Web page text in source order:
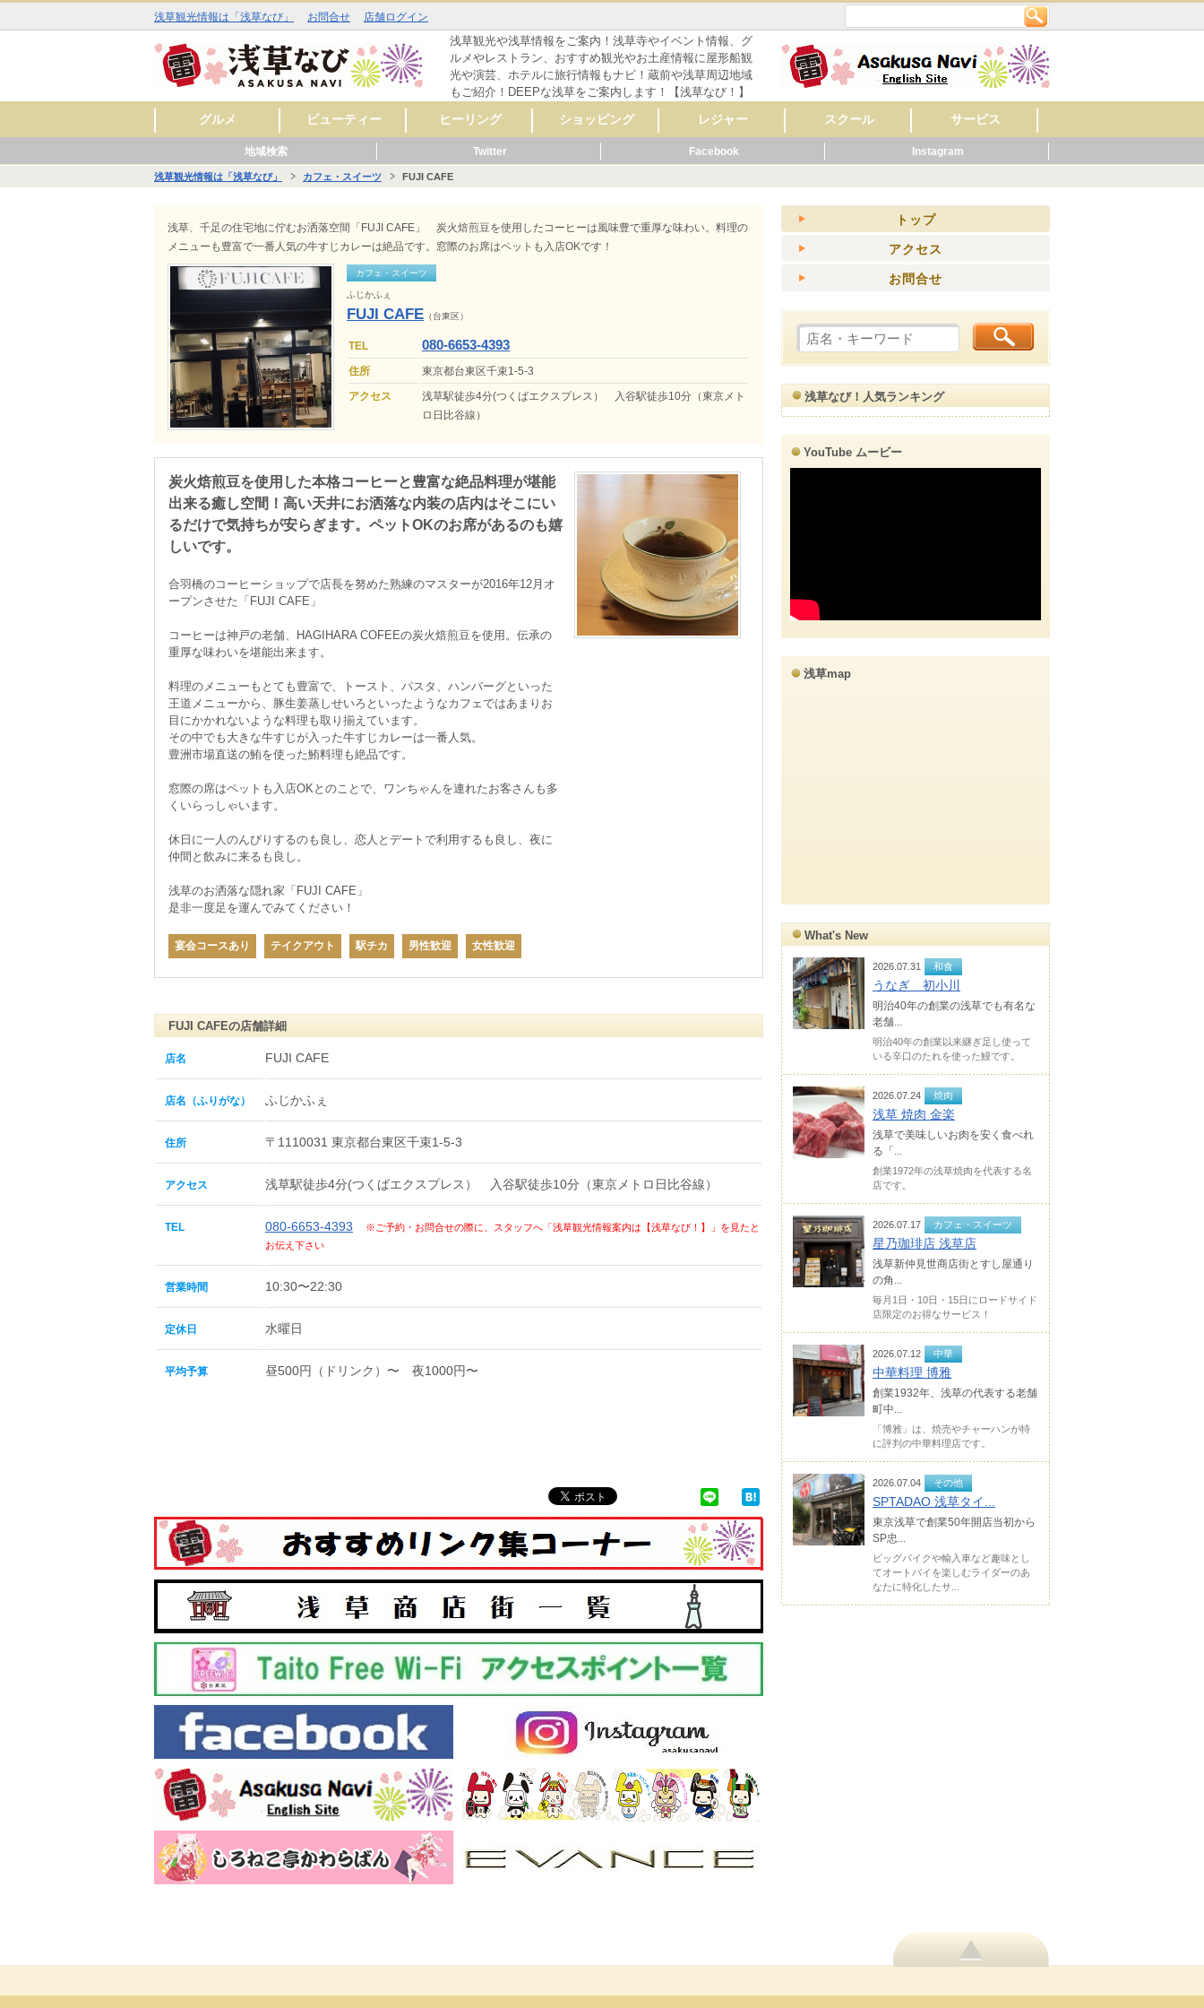
浅草観光情報は「浅草なび」 お問合せ 店舗ログイン
浅草観光や浅草情報をご案内！浅草寺やイベント情報、グ
ルメやレストラン、おすすめ観光やお土産情報に屋形船観
光や演芸、ホテルに旅行情報もナビ！蔵前や浅草周辺地域
もご紹介！DEEPな浅草をご案内します！【浅草なび！】
グルメ
アジア・エスニック
料理
カフェ・スイーツ
ファミリーレストラ
ン
ビューティー ヒーリング
リラクゼーション
リンパマッサージ
タイ式マッサージ
アロママッサージ
ショッピング
ョン
レジャー
カラオケ
占い
バッティングセンタ
ー
映画館・劇場
ライブハウス
観光スポット
動物園
遊園地
健康ランド・温泉
ゲームセンター
その他
体験
スクール
ニング
サービス
レンタルショップ
旅館
ビジネスホテル
ペット関連
健康・スポーツ
賃貸・不動産
ウエディング
歯科
ホテル
公共機関
その他
病院
くらし
地域検索
■■ 雷門周辺 ■■ グルメ
ビューティ
ヒーリング
■■ 仲見世・浅草寺周辺 ■■ グルメ
ショッピング
レジャー
サービス
■■ 西浅草周辺 ■■ グルメ
ショッピング
スクール
サービス
■■ 花川戸周辺 ■■ グルメ
ショッピング
レジャー
サービス
■■ 観音裏周辺 ■■ グルメ
ビューティ
スクール
サービス
Twitter Facebook Instagram
浅草観光情報は「浅草なび」 カフェ・スイーツ FUJI CAFE
浅草、千足の住宅地に佇むお洒落空間「FUJI CAFE」 炭火焙煎豆を使用したコーヒーは風味豊で重厚な味わい。料理の
メニューも豊富で一番人気の牛すじカレーは絶品です。窓際のお席はペットも入店OKです！
カフェ・スイーツ
ふじかふぇ
FUJI CAFE （台東区）
TEL 080-6653-4393
住所
東京都台東区千束1-5-3
アクセス
浅草駅徒歩4分(つくばエクスプレス） 入谷駅徒歩10分（東京メト
ロ日比谷線）
炭火焙煎豆を使用した本格コーヒーと豊富な絶品料理が堪能
出来る癒し空間！高い天井にお洒落な内装の店内はそこにい
るだけで気持ちが安らぎます。ペットOKのお席があるのも嬉
しいです。
合羽橋のコーヒーショップで店長を努めた熟練のマスターが2016年12月オ
ープンさせた「FUJI CAFE」
コーヒーは神戸の老舗、HAGIHARA COFEEの炭火焙煎豆を使用。伝承の
重厚な味わいを堪能出来ます。
料理のメニューもとても豊富で、トースト、パスタ、ハンバーグといった
王道メニューから、豚生姜蒸しせいろといったようなカフェではあまりお
目にかかれないような料理も取り揃えています。
その中でも大きな牛すじが入った牛すじカレーは一番人気。
豊洲市場直送の鮪を使った鮪料理も絶品です。
窓際の席はペットも入店OKとのことで、ワンちゃんを連れたお客さんも多
くいらっしゃいます。
休日に一人のんびりするのも良し、恋人とデートで利用するも良し、夜に
仲間と飲みに来るも良し。
浅草のお洒落な隠れ家「FUJI CAFE」
是非一度足を運んでみてください！
宴会コースあり テイクアウト 駅チカ 男性歓迎 女性歓迎
FUJI CAFEの店舗詳細
店名 FUJI CAFE
店名（ふりがな） ふじかふぇ
住所 〒1110031 東京都台東区千束1-5-3
アクセス 浅草駅徒歩4分(つくばエクスプレス） 入谷駅徒歩10分（東京メトロ日比谷線）
TEL 080-6653-4393
※ご予約・お問合せの際に、スタッフへ「浅草観光情報案内は【浅草なび！】」を見たと
お伝え下さい
営業時間 10:30〜22:30
定休日 水曜日
平均予算 昼500円（ドリンク）〜 夜1000円〜
トップ
アクセス
お問合せ
浅草なび！人気ランキング
YouTube ムービー
浅草map
What's New
2026.07.31 和食
うなぎ 初小川
明治40年の創業の浅草でも有名な
老舗...
明治40年の創業以来継ぎ足し使って
いる辛口のたれを使った鰻です。
2026.07.24 焼肉
浅草 焼肉 金楽
浅草で美味しいお肉を安く食べれ
る「...
創業1972年の浅草焼肉を代表する名
店です。
2026.07.17 カフェ・スイーツ
星乃珈琲店 浅草店
浅草新仲見世商店街とすし屋通り
の角...
毎月1日・10日・15日にロードサイド
店限定のお得なサービス！
2026.07.12 中華
中華料理 博雅
創業1932年、浅草の代表する老舗
町中...
「博雅」は、焼売やチャーハンが特
に評判の中華料理店です。
2026.07.04 その他
SPTADAO 浅草タイ...
東京浅草で創業50年開店当初から
SP忠...
ビッグバイクや輸入車など趣味とし
てオートバイを楽しむライダーのあ
なたに特化したサ...